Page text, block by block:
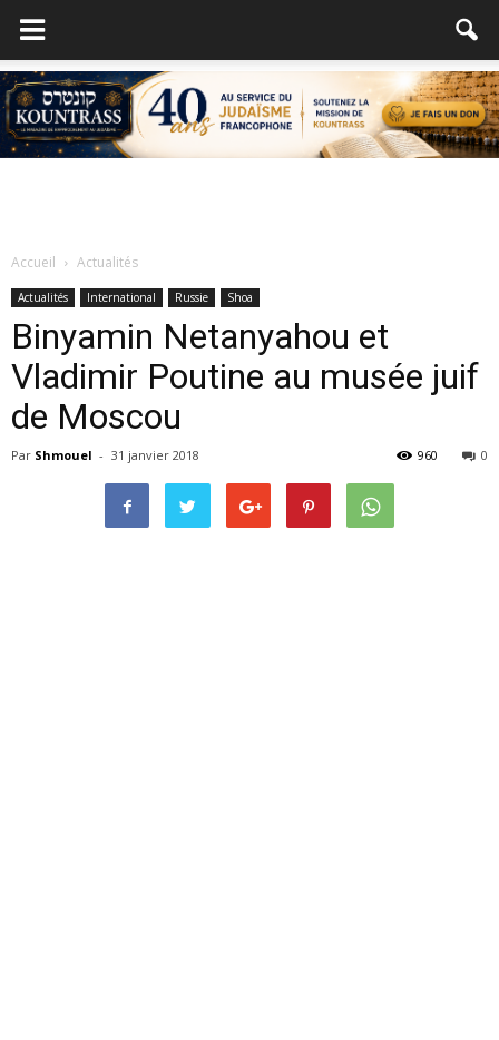
Accueil Actualités
Actualités International Russie Shoa
Binyamin Netanyahou et
Vladimir Poutine au musée juif
de Moscou
Par Shmouel - 31 janvier 2018 0
960